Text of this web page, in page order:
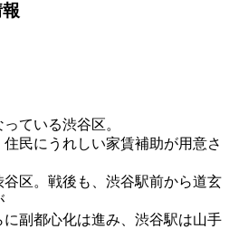
ている渋谷区。
民にうれしい家賃補助が用意さ
区。戦後も、渋谷駅前から道玄
副都心化は進み、渋谷駅は山手